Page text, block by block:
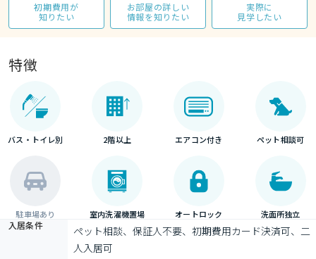
初期費用が
知りたい
お部屋の詳しい
情報を知りたい
実際に
見学したい
特徴
バス・トイレ別 2階以上 エアコン付き ペット相談可
駐車場あり 室内洗濯機置場 オートロック 洗面所独立
入居条件
ペット相談、保証人不要、初期費用カード決済可、二
人入居可